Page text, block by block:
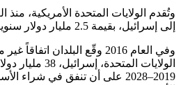
إلى إسرائيل، بقيمة 2.5 مليار دولار سنويا.
وفي العام 2016 وقّع البلدان
الولايات
2019–2028 على أن تنفق في شراء